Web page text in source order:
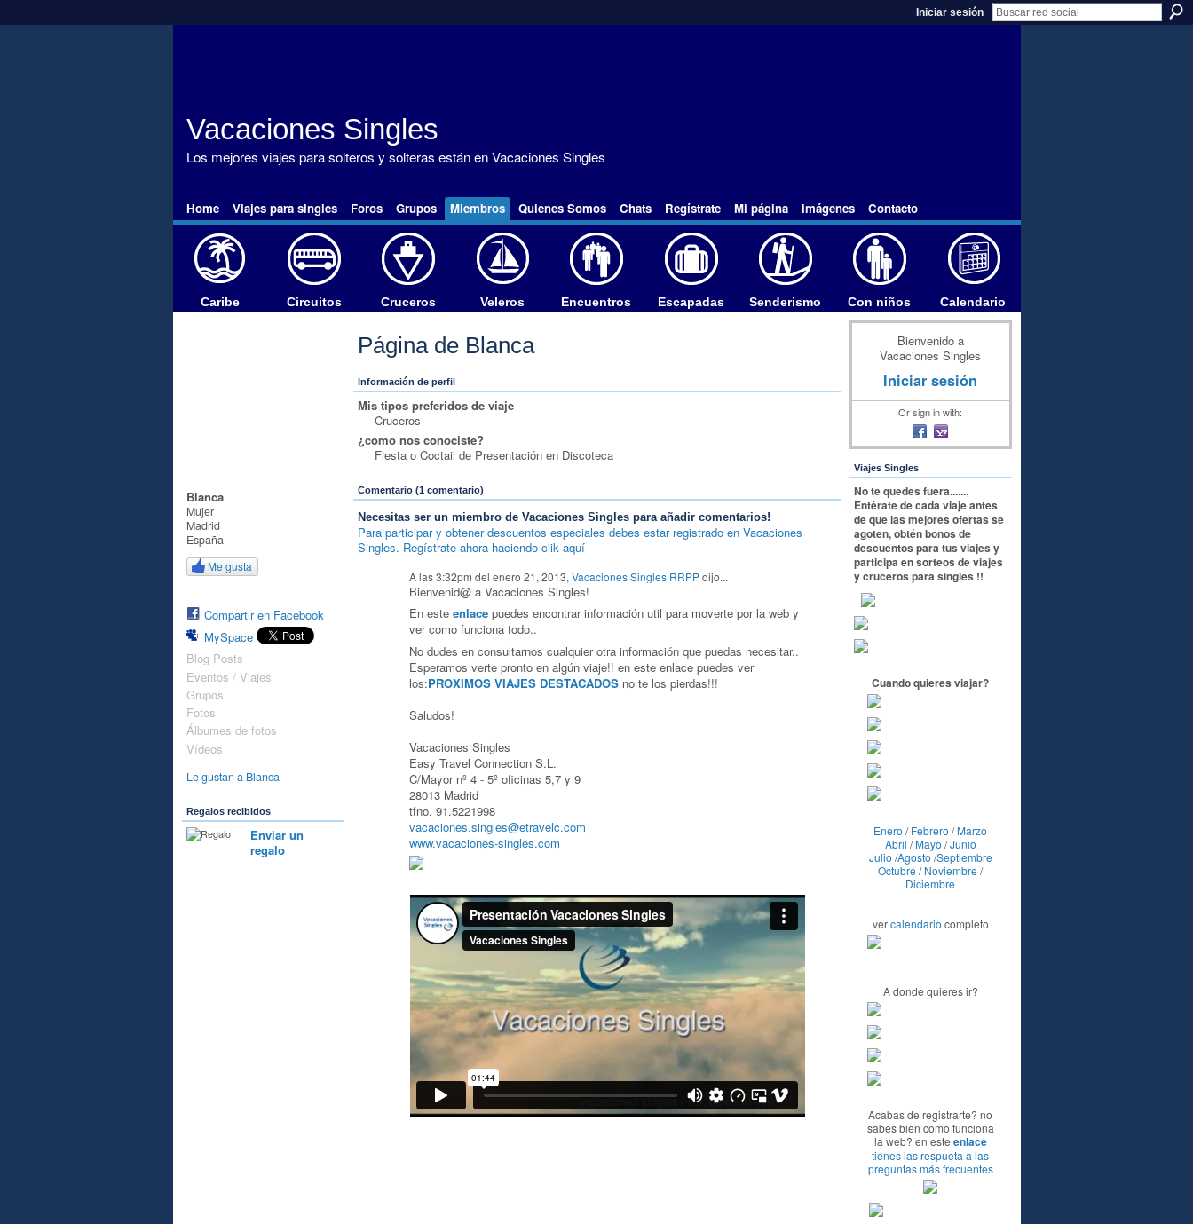
Iniciar sesión
Vacaciones Singles
Los mejores viajes para solteros y solteras están en Vacaciones Singles
Home Viajes para singles Foros Grupos Miembros Quienes Somos Chats Regístrate Mi página imágenes Contacto
Caribe Circuitos Cruceros Veleros Encuentros Escapadas Senderismo Con niños Calendario
Blanca
Mujer
Madrid
España
Me gusta
Compartir en Facebook
MySpace
Blog Posts
Eventos / Viajes
Grupos
Fotos
Álbumes de fotos
Vídeos
Le gustan a Blanca
Regalos recibidos
Enviar un
regalo
Página de Blanca
Información de perfil
Mis tipos preferidos de viaje
Cruceros
¿como nos conociste?
Fiesta o Coctail de Presentación en Discoteca
Comentario (1 comentario)
Necesitas ser un miembro de Vacaciones Singles para añadir comentarios!
Para participar y obtener descuentos especiales debes estar registrado en Vacaciones
Singles. Regístrate ahora haciendo clik aquí
A las 3:32pm del enero 21, 2013, Vacaciones Singles RRPPdijo...
Bienvenid@ a Vacaciones Singles!
En este enlacepuedes encontrar información util para moverte por la web y
ver como funciona todo..
No dudes en consultarnos cualquier otra información que puedas necesitar..
Esperamos verte pronto en algún viaje!! en este enlace puedes ver
los:PROXIMOS VIAJES DESTACADOSno te los pierdas!!!
Saludos!
Vacaciones Singles
Easy Travel Connection S.L.
C/Mayor nº 4 - 5º oficinas 5,7 y 9
28013 Madrid
tfno. 91.5221998
vacaciones.singles@etravelc.com
www.vacaciones-singles.com
Bienvenido a
Vacaciones Singles
Iniciar sesión
Or sign in with:
Viajes Singles
No te quedes fuera.......
Entérate de cada viaje antes
de que las mejores ofertas se
agoten, obtén bonos de
descuentos para tus viajes y
participa en sorteos de viajes
y cruceros para singles !!
Cuando quieres viajar?
Enero /Febrero /Marzo
Abril /Mayo /Junio
Julio /Agosto /Septiembre
Octubre /Noviembre /
Diciembre
vercalendario completo
A donde quieres ir?
Acabas de registrarte? no
sabes bien como funciona
la web? en este enlace
tienes las respueta a las
preguntas más frecuentes